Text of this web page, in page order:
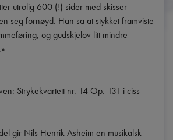
utrolig 600 (!) sider med skisser
seg fornøyd. Han sa at stykket framviste
og gudskjelov litt mindre
Strykekvartett nr. 14 Op. 131 i ciss-
gir Nils Henrik Asheim en musikalsk